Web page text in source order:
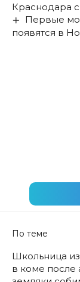
Краснодара с
Первые
появятся в
По теме
Школьница
в коме после